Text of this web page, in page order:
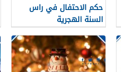
حكم الاحتفال في راس
السنة الهجرية